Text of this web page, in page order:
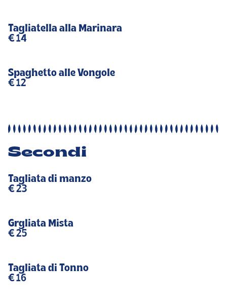
Tagliatella alla Marinara
€ 14
Spaghetto alle Vongole
€ 12
Secondi
Tagliata di manzo
€ 23
Grgliata Mista
€ 25
Tagliata di Tonno
€ 16